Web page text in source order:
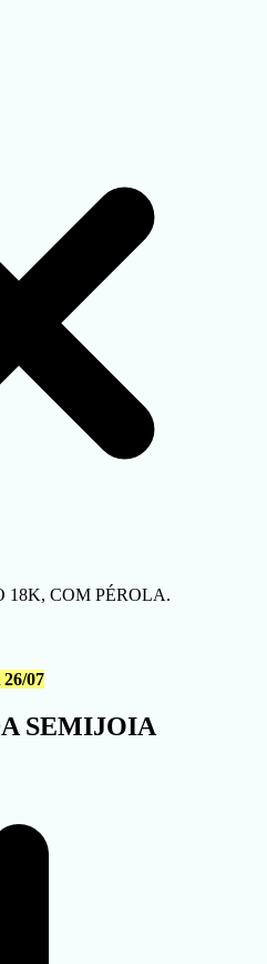
18K, COM PÉROLA.
07
SEMIJOIA